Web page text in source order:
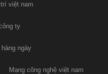
việt nam
ty
ngày
Mạng công nghệ việt nam